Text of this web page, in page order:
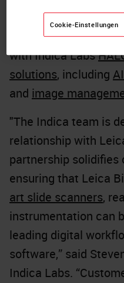
format compatibility
Biosystems Aperio
with Indica Labs
solutions, including
and image
"The Indica team is
relationship with
partnership
ensuring that Leica
art slide scanners,
instrumentation can
leading digital
software,” said
Indica Labs.
Cookie-Einstellungen